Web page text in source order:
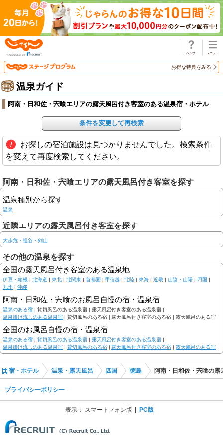
お得な特典をみる
温泉ガイド
阿南・日和佐・宍喰エリアの露天風呂付き客室のある温泉宿・ホテル
条件を変更して再検索
お探しの宿泊施設は見つかりませんでした。検索条件
を変えて再度検索してください。
阿南・日和佐・宍喰エリアの露天風呂付き客室を探す
温泉種別から探す
温泉
近隣エリアの露天風呂付き客室を探す
大歩危・祖谷・剣山
その他の温泉を探す
全国の露天風呂付き客室のある温泉地
伊豆・箱根 | 北海道 | 東北 | 北関東 | 首都圏 | 甲信越 | 北陸 | 東海 | 近畿 | 山陰・山陽 | 四国 |
九州 | 沖縄
阿南・日和佐・宍喰のお風呂自慢の宿・温泉宿
温泉のある宿 | 貸切風呂のある温泉宿 | 露天風呂付き客室のある温泉宿 |
温泉掛け流しのある温泉宿 | 貸切風呂のある宿 | 露天風呂付き客室のある宿 | 露天風呂のある宿
全国のお風呂自慢の宿・温泉宿
温泉のある宿 | 貸切風呂のある温泉宿 | 露天風呂付き客室のある温泉宿 |
温泉掛け流しのある温泉宿 | 貸切風呂のある宿 | 露天風呂付き客室のある宿 | 露天風呂のある宿
宿・ホテル 温泉・露天風呂 四国 徳島 阿南・日和佐・宍喰の露
プライバシーポリシー
表示： スマートフォン版 PC版